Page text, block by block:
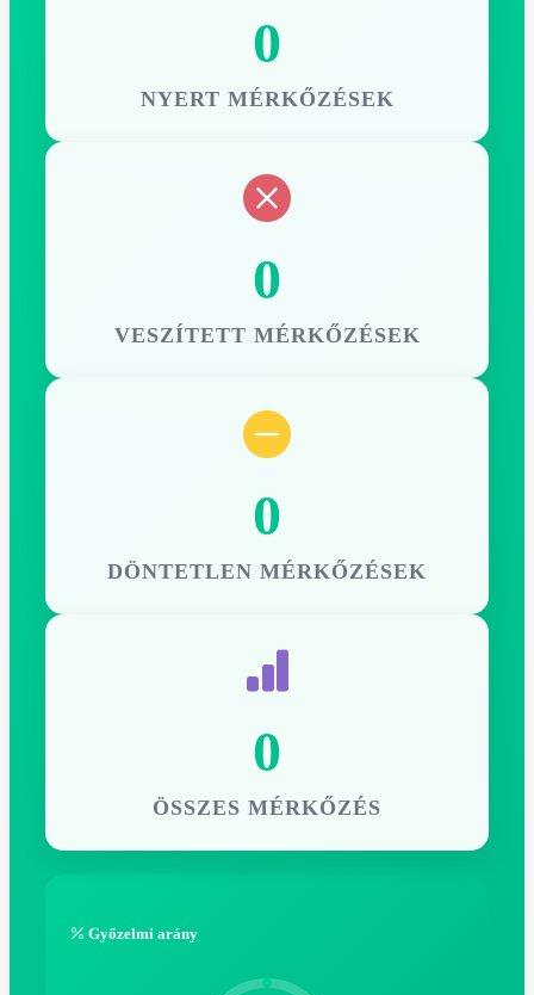
0
NYERT MÉRKŐZÉSEK
0
VESZÍTETT MÉRKŐZÉSEK
0
DÖNTETLEN MÉRKŐZÉSEK
0
ÖSSZES MÉRKŐZÉS
Győzelmi arány